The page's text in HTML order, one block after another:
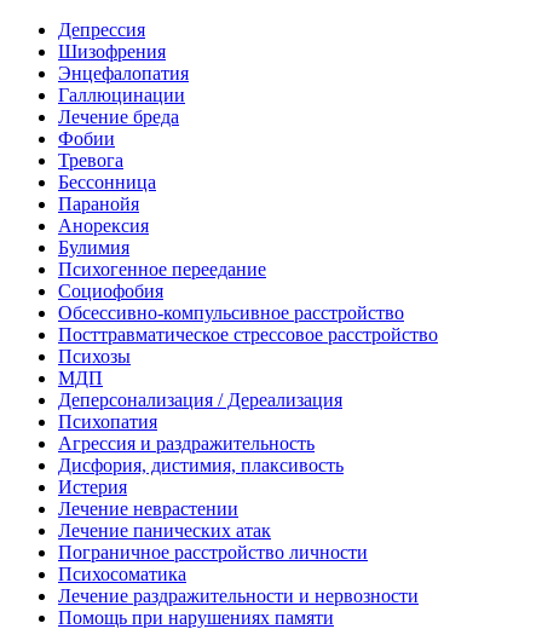
Депрессия
Шизофрения
Энцефалопатия
Галлюцинации
Лечение бреда
Фобии
Тревога
Бессонница
Паранойя
Анорексия
Булимия
Психогенное переедание
Социофобия
Обсессивно-компульсивное расстройство
Посттравматическое стрессовое расстройство
Психозы
МДП
Деперсонализация / Дереализация
Психопатия
Агрессия и раздражительность
Дисфория, дистимия, плаксивость
Истерия
Лечение неврастении
Лечение панических атак
Пограничное расстройство личности
Психосоматика
Лечение раздражительности и нервозности
Помощь при нарушениях памяти